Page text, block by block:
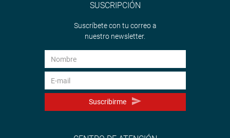
SUSCRIPCIÓN
Suscríbete con tu correo a
nuestro newsletter.
Suscribirme